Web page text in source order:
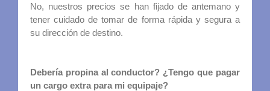
No, nuestros precios se han fijado de antemano y
tener cuidado de tomar de forma rápida y segura a
su dirección de destino.
Debería propina al conductor? ¿Tengo que pagar
un cargo extra para mi equipaje?